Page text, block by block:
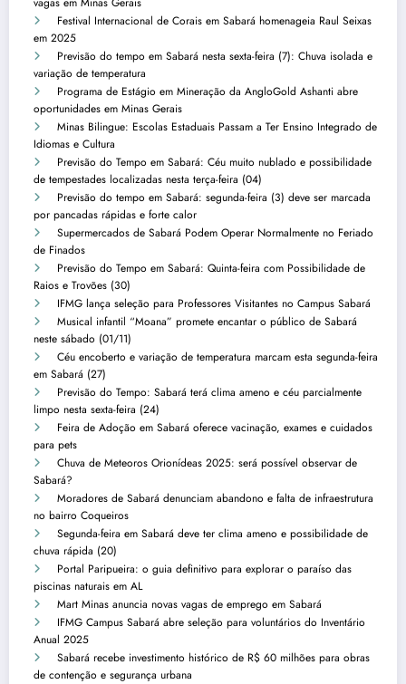
Festival Internacional de Corais em Sabará homenageia Raul Seixas
em 2025
Previsão do tempo em Sabará nesta sexta-feira (7): Chuva isolada e
variação de temperatura
Programa de Estágio em Mineração da AngloGold Ashanti abre
oportunidades em Minas Gerais
Minas Bilingue: Escolas Estaduais Passam a Ter Ensino Integrado de
Idiomas e Cultura
Previsão do Tempo em Sabará: Céu muito nublado e possibilidade
de tempestades localizadas nesta terça-feira (04)
Previsão do tempo em Sabará: segunda-feira (3) deve ser marcada
por pancadas rápidas e forte calor
Supermercados de Sabará Podem Operar Normalmente no Feriado
de Finados
Previsão do Tempo em Sabará: Quinta-feira com Possibilidade de
Raios e Trovões (30)
IFMG lança seleção para Professores Visitantes no Campus Sabará
Musical infantil “Moana” promete encantar o público de Sabará
neste sábado (01/11)
Céu encoberto e variação de temperatura marcam esta segunda-feira
em Sabará (27)
Previsão do Tempo: Sabará terá clima ameno e céu parcialmente
limpo nesta sexta-feira (24)
Feira de Adoção em Sabará oferece vacinação, exames e cuidados
para pets
Chuva de Meteoros Orionídeas 2025: será possível observar de
Sabará?
Moradores de Sabará denunciam abandono e falta de infraestrutura
no bairro Coqueiros
Segunda-feira em Sabará deve ter clima ameno e possibilidade de
chuva rápida (20)
Portal Paripueira: o guia definitivo para explorar o paraíso das
piscinas naturais em AL
Mart Minas anuncia novas vagas de emprego em Sabará
IFMG Campus Sabará abre seleção para voluntários do Inventário
Anual 2025
Sabará recebe investimento histórico de R$ 60 milhões para obras
de contenção e segurança urbana